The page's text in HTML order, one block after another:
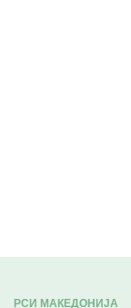
РСИ МАКЕДОНИЈА